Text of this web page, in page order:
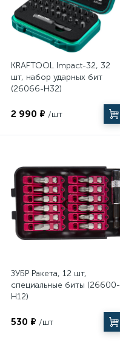
KRAFTOOL Impact-32, 32
шт, набор ударных бит
(26066-H32)
2 990 ₽ /шт
ЗУБР Ракета, 12 шт,
специальные биты (26600-
H12)
530 ₽ /шт